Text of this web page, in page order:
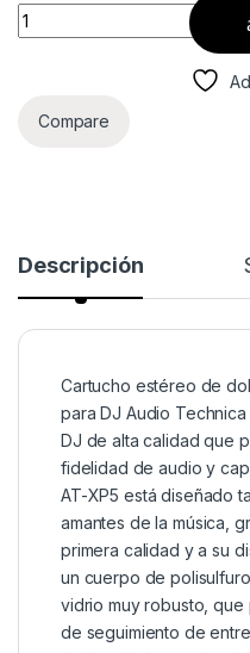
Quantity
Compare
Descripción
Cartucho estéreo de
para DJ Audio
DJ de alta calidad que
fidelidad de audio y
AT-XP5 está diseñado
amantes de la música,
primera calidad y a su
un cuerpo de
vidrio muy robusto,
de seguimiento de